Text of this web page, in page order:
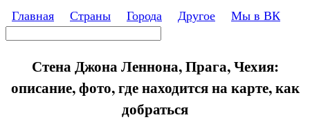
Перейти к основному содержанию
Главная Страны Города Другое Мы в ВК
Поиск
Стена Джона Леннона, Прага, Чехия:
описание, фото, где находится на карте, как
добраться